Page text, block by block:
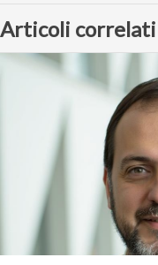
Articoli correlati